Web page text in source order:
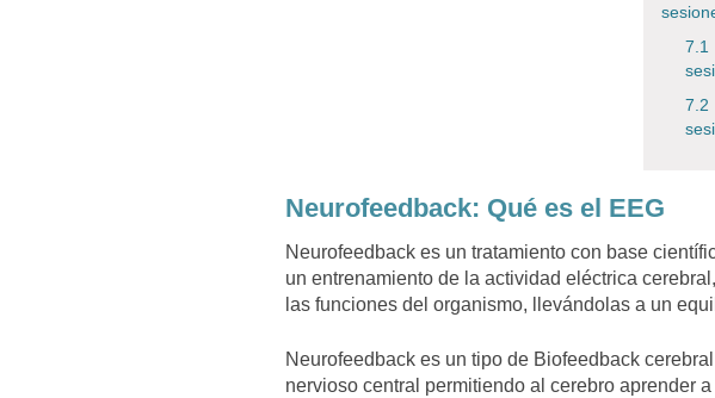
Neurofeedback: Qué es el EEG
Neurofeedback es un tratamiento con base
un entrenamiento de la actividad eléctrica cerebral
las funciones del organismo, llevándolas a un
Neurofeedback es un tipo de Biofeedback cerebral
nervioso central permitiendo al cerebro aprender